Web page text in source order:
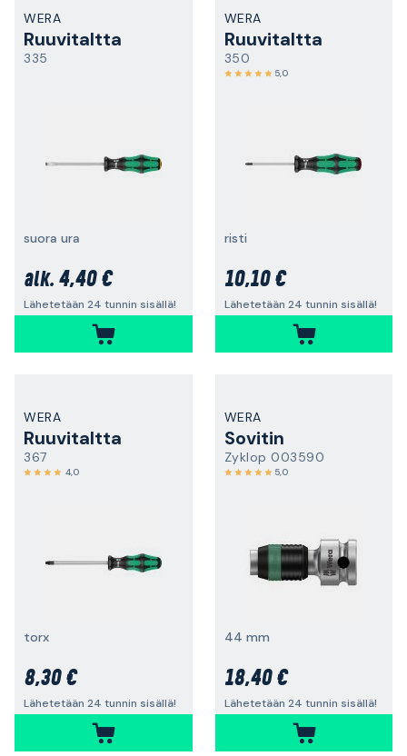
WERA
Ruuvitaltta
335
suora ura
alk. 4,40 €
Lähetetään 24 tunnin sisällä!
WERA
Ruuvitaltta
350
5,0
risti
10,10 €
Lähetetään 24 tunnin sisällä!
WERA
Ruuvitaltta
367
4,0
torx
8,30 €
Lähetetään 24 tunnin sisällä!
WERA
Sovitin
Zyklop 003590
5,0
44 mm
18,40 €
Lähetetään 24 tunnin sisällä!